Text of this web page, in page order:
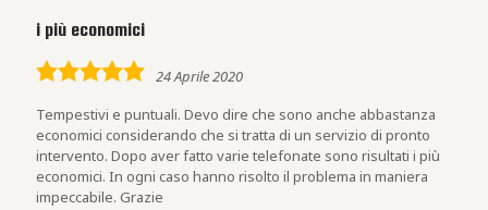
i più economici
5,0
24 Aprile 2020
Tempestivi e puntuali. Devo dire che sono anche abbastanza
economici considerando che si tratta di un servizio di pronto
intervento. Dopo aver fatto varie telefonate sono risultati i più
economici. In ogni caso hanno risolto il problema in maniera
impeccabile. Grazie